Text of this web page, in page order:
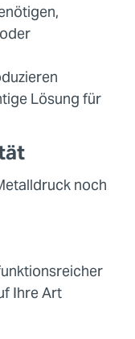
Lösung für
noch
Ihre Art